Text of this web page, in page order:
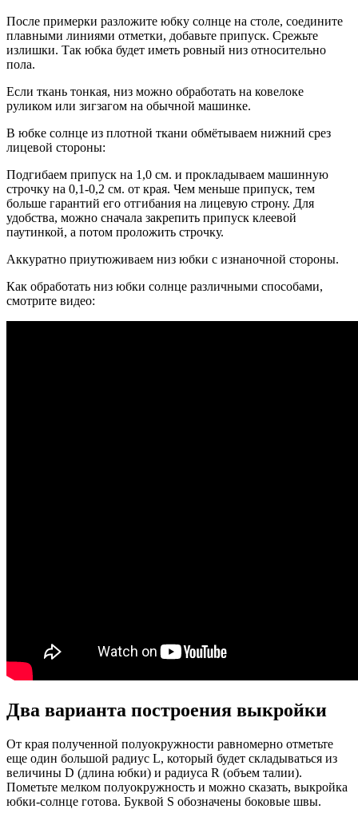
После примерки разложите юбку солнце на столе, соедините
плавными линиями отметки, добавьте припуск. Срежьте
излишки. Так юбка будет иметь ровный низ относительно
пола.
Если ткань тонкая, низ можно обработать на ковелоке
руликом или зигзагом на обычной машинке.
В юбке солнце из плотной ткани обмётываем нижний срез
лицевой стороны:
Подгибаем припуск на 1,0 см. и прокладываем машинную
строчку на 0,1-0,2 см. от края. Чем меньше припуск, тем
больше гарантий его отгибания на лицевую строну. Для
удобства, можно сначала закрепить припуск клеевой
паутинкой, а потом проложить строчку.
Аккуратно приутюживаем низ юбки с изнаночной стороны.
Как обработать низ юбки солнце различными способами,
смотрите видео:
Два варианта построения выкройки
От края полученной полуокружности равномерно отметьте
еще один большой радиус L, который будет складываться из
величины D (длина юбки) и радиуса R (объем талии).
Пометьте мелком полуокружность и можно сказать, выкройка
юбки-солнце готова. Буквой S обозначены боковые швы.